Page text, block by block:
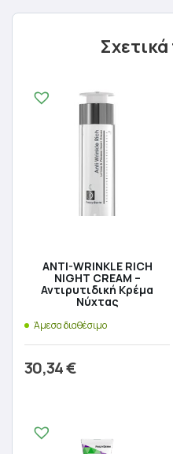
ANTI-WRINKLE RICH
NIGHT CREAM –
Αντιρυτιδική Κρέμα
Νύχτας
Άμεσα διαθέσιμο
30,34€